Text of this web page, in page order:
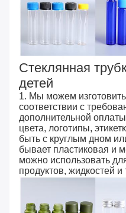
Стеклянная
детей
1. Мы можем
соответствии с
дополнительной
цвета, логотипы,
быть с круглым дном
бывает пластиковая и
можно использовать
продуктов, жидкостей и